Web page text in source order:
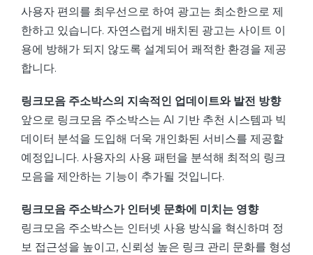
사용자 편의를 최우선으로 하여 광고는 최소한으로 제
한하고 있습니다. 자연스럽게 배치된 광고는 사이트 이
용에 방해가 되지 않도록 설계되어 쾌적한 환경을 제공
합니다.
링크모음 주소박스의 지속적인 업데이트와 발전 방향
앞으로 링크모음 주소박스는 AI 기반 추천 시스템과 빅
데이터 분석을 도입해 더욱 개인화된 서비스를 제공할
예정입니다. 사용자의 사용 패턴을 분석해 최적의 링크
모음을 제안하는 기능이 추가될 것입니다.
링크모음 주소박스가 인터넷 문화에 미치는 영향
링크모음 주소박스는 인터넷 사용 방식을 혁신하며 정
보 접근성을 높이고, 신뢰성 높은 링크 관리 문화를 형성